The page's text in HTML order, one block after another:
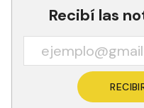
Recibí las